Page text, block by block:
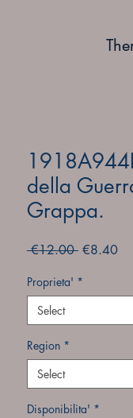
della
Grappa.
€12.00 Regular
€8.40
Proprieta' *
Select
Region *
Select
Disponibilita' *